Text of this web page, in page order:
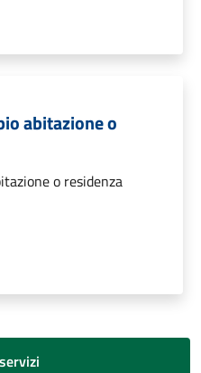
abitazione o
o residenza